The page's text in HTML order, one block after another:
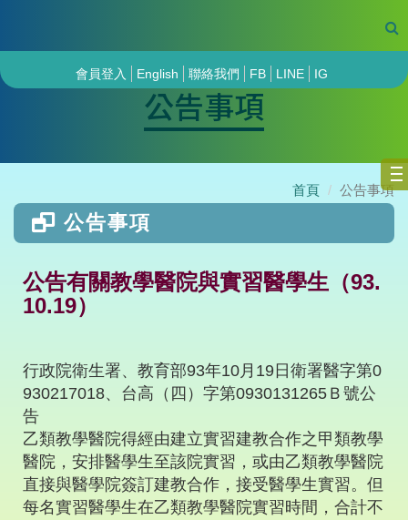
會員登入 English 聯絡我們 FB LINE IG
公告事項
首頁 公告事項
公告事項
公告有關教學醫院與實習醫學生（93.
10.19）
行政院衛生署、教育部93年10月19日衛署醫字第0
930217018、台高（四）字第0930131265Ｂ號公
告
乙類教學醫院得經由建立實習建教合作之甲類教學
醫院，安排醫學生至該院實習，或由乙類教學醫院
直接與醫學院簽訂建教合作，接受醫學生實習。但
每名實習醫學生在乙類教學醫院實習時間，合計不